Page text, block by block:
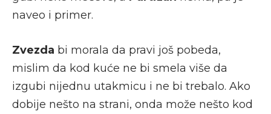
naveo i primer.
Zvezda bi morala da pravi još pobeda,
mislim da kod kuće ne bi smela više da
izgubi nijednu utakmicu i ne bi trebalo. Ako
dobije nešto na strani, onda može nešto kod